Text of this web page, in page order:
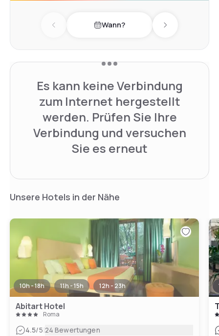
Previous day Wann? Next day
Es kann keine Verbindung
zum Internet hergestellt
werden. Prüfen Sie Ihre
Verbindung und versuchen
Sie es erneut
Unsere Hotels in der Nähe
10h - 18h 11h - 15h 12h - 23h
Abitart Hotel
Roma
4.5/5|24 Bewertungen